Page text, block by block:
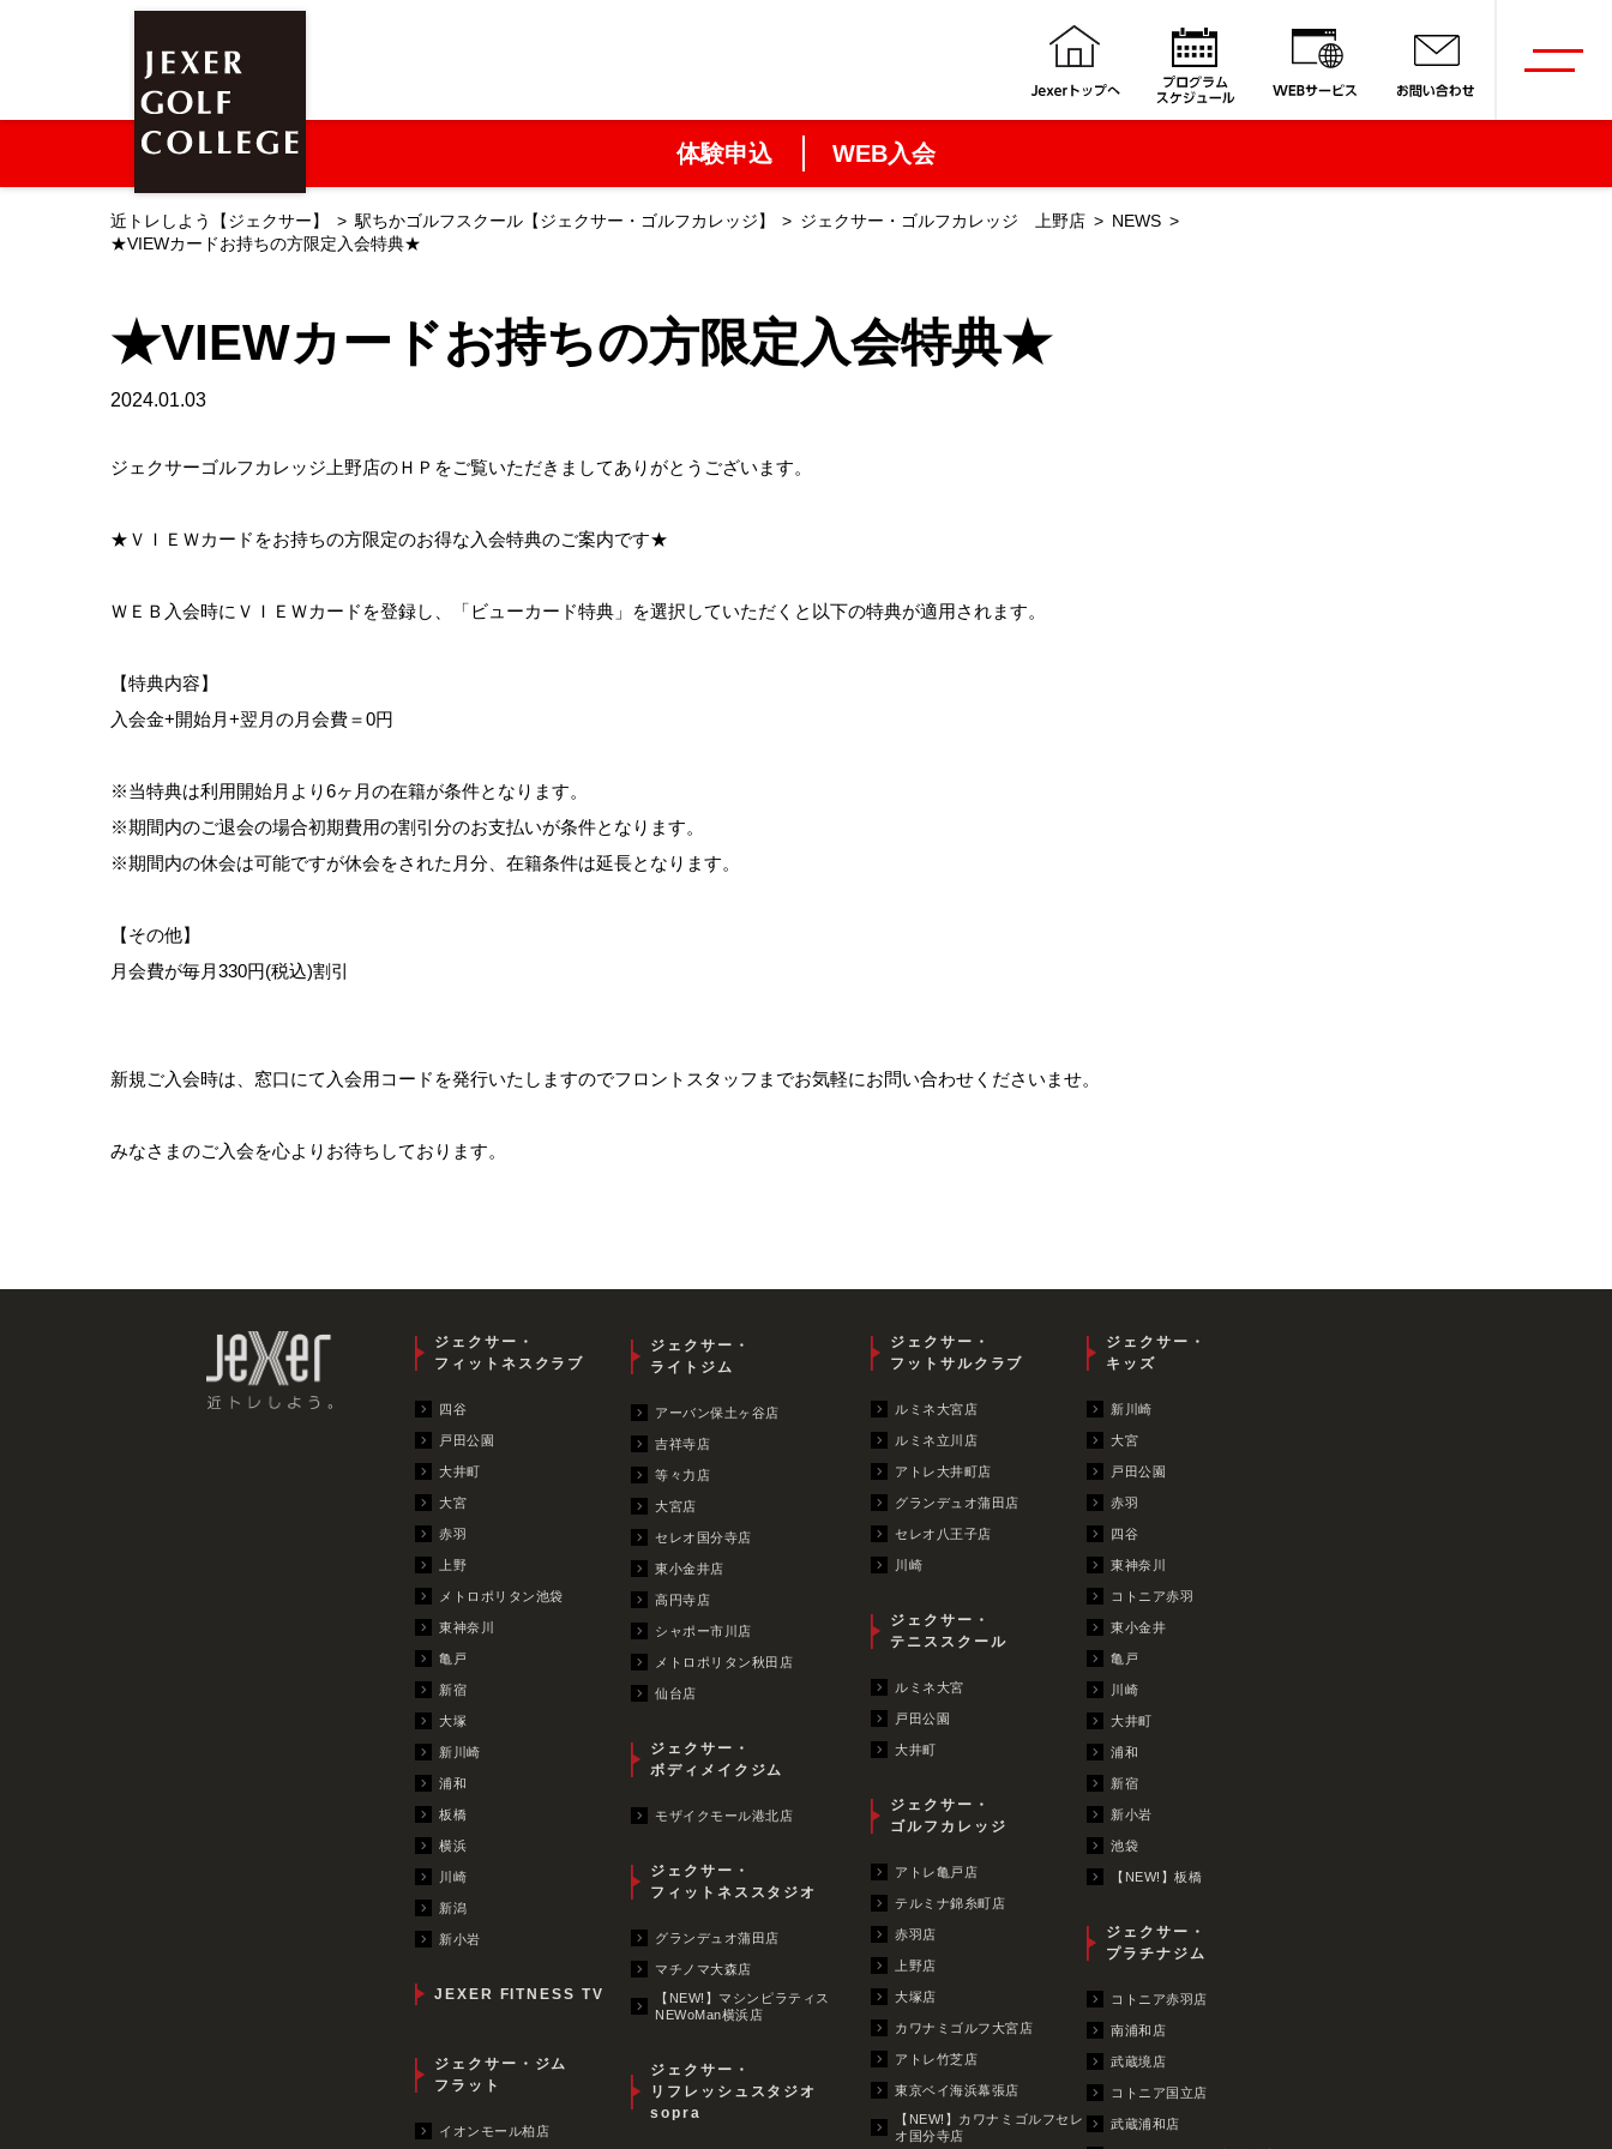
体験申込 WEB入会
近トレしよう【ジェクサー】 駅ちかゴルフスクール【ジェクサー・ゴルフカレッジ】 ジェクサー・ゴルフカレッジ 上野店
NEWS
★VIEWカードお持ちの方限定入会特典★
★VIEWカードお持ちの方限定入会特典★
2024.01.03
ジェクサーゴルフカレッジ上野店のＨＰをご覧いただきましてありがとうございます。
★ＶＩＥＷカードをお持ちの方限定のお得な入会特典のご案内です★
ＷＥＢ入会時にＶＩＥＷカードを登録し、「ビューカード特典」を選択していただくと以下の特典が適用されます。
【特典内容】
入会金+開始月+翌月の月会費＝0円
※当特典は利用開始月より6ヶ月の在籍が条件となります。
※期間内のご退会の場合初期費用の割引分のお支払いが条件となります。
※期間内の休会は可能ですが休会をされた月分、在籍条件は延長となります。
【その他】
月会費が毎月330円(税込)割引
新規ご入会時は、窓口にて入会用コードを発行いたしますのでフロントスタッフまでお気軽にお問い合わせくださいませ。
みなさまのご入会を心よりお待ちしております。
ジェクサー・
フィットネスクラブ
四谷
戸田公園
大井町
大宮
赤羽
上野
メトロポリタン池袋
東神奈川
亀戸
新宿
大塚
新川崎
浦和
板橋
横浜
川崎
新潟
新小岩
JEXER FITNESS TV
ジェクサー・ジム
フラット
イオンモール柏店
ジェクサー・
ライトジム
アーバン保土ヶ谷店
吉祥寺店
等々力店
大宮店
セレオ国分寺店
東小金井店
高円寺店
シャポー市川店
メトロポリタン秋田店
仙台店
ジェクサー・
ボディメイクジム
モザイクモール港北店
ジェクサー・
フィットネススタジオ
グランデュオ蒲田店
マチノマ大森店
【NEW!】マシンピラティス
NEWoMan横浜店
ジェクサー・
リフレッシュスタジオ
sopra
ジェクサー・
フットサルクラブ
ルミネ大宮店
ルミネ立川店
アトレ大井町店
グランデュオ蒲田店
セレオ八王子店
川崎
ジェクサー・
テニススクール
ルミネ大宮
戸田公園
大井町
ジェクサー・
ゴルフカレッジ
アトレ亀戸店
テルミナ錦糸町店
赤羽店
上野店
大塚店
カワナミゴルフ大宮店
アトレ竹芝店
東京ベイ海浜幕張店
【NEW!】カワナミゴルフセレ
オ国分寺店
ジェクサー・
キッズ
新川崎
大宮
戸田公園
赤羽
四谷
東神奈川
コトニア赤羽
東小金井
亀戸
川崎
大井町
浦和
新宿
新小岩
池袋
【NEW!】板橋
ジェクサー・
プラチナジム
コトニア赤羽店
南浦和店
武蔵境店
コトニア国立店
武蔵浦和店